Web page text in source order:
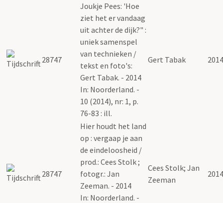
28747
Joukje Pees: 'Hoe
ziet het er vandaag
uit achter de dijk?" :
uniek samenspel
van technieken /
tekst en foto's:
Gert Tabak. - 2014
In: Noorderland. -
10 (2014), nr: 1, p.
76-83 : ill.
Gert Tabak 2014
28747
Hier houdt het land
op : vergaap je aan
de eindeloosheid /
prod.: Cees Stolk ;
fotogr.: Jan
Zeeman. - 2014
In: Noorderland. -
Cees Stolk; Jan
Zeeman
2014